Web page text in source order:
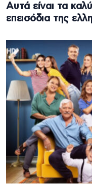
Αυτά είναι τα
επεισόδια της